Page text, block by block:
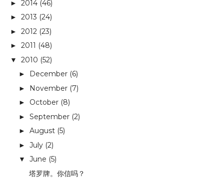
► 2014 (46)
► 2013 (24)
► 2012 (23)
► 2011 (48)
▼ 2010 (52)
► December (6)
► November (7)
► October (8)
► September (2)
► August (5)
► July (2)
▼ June (5)
塔罗牌。你信吗？